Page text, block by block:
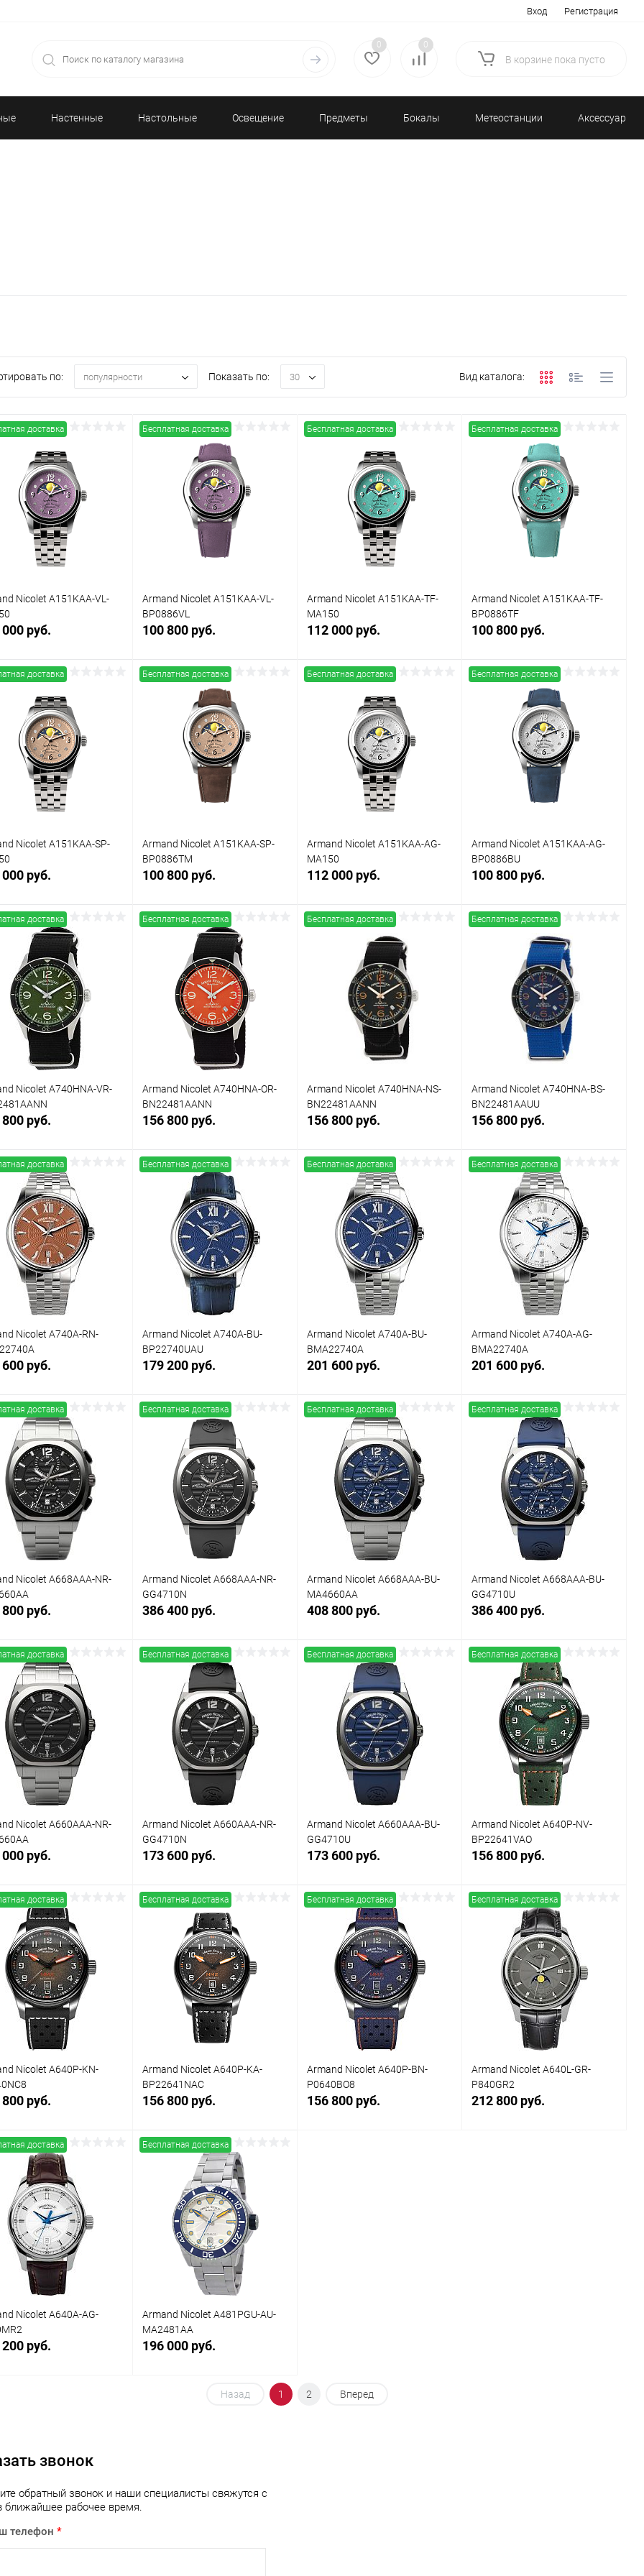
Вход Регистрация
0 0
В корзине пока пусто
Настенные Настольные Освещение Предметы Бокалы Метеостанции Аксессуары/
по: популярности Показать по: 30 Вид каталога:
доставка
Nicolet A151KAA-VL-
руб.
Купить в 1
Сравнение
В избранное Под заказ
Бесплатная доставка
Armand Nicolet A151KAA-VL-
BP0886VL
100 800 руб.
Заказать
Купить в 1
Сравнение
В избранное
Бесплатная доставка
Armand Nicolet A151KAA-TF-
MA150
112 000 руб.
Купить в 1
Сравнение
В избранное Под заказ
Бесплатная доставка
Armand Nicolet A151KAA-TF-
BP0886TF
100 800 руб.
Заказать
Купить в 1
Сравнение
В избранное
доставка
Nicolet A151KAA-SP-
руб.
Заказать
Купить в 1
Сравнение
В избранное Под заказ
Бесплатная доставка
Armand Nicolet A151KAA-SP-
BP0886TM
100 800 руб.
Заказать
Купить в 1
Сравнение
В избранное Под заказ
Бесплатная доставка
Armand Nicolet A151KAA-AG-
MA150
112 000 руб.
Заказать
Купить в 1
Сравнение
В избранное Под заказ
Бесплатная доставка
Armand Nicolet A151KAA-AG-
BP0886BU
100 800 руб.
Заказать
Купить в 1
Сравнение
В избранное Под заказ
доставка
Nicolet A740HNA-VR-
руб.
Заказать
Купить в 1
Сравнение
В избранное Под заказ
Бесплатная доставка
Armand Nicolet A740HNA-OR-
BN22481AANN
156 800 руб.
Заказать
Купить в 1
Сравнение
В избранное Под заказ
Бесплатная доставка
Armand Nicolet A740HNA-NS-
BN22481AANN
156 800 руб.
Заказать
Купить в 1
Сравнение
В избранное Под заказ
Бесплатная доставка
Armand Nicolet A740HNA-BS-
BN22481AAUU
156 800 руб.
Заказать
Купить в 1
Сравнение
В избранное Под заказ
доставка
Nicolet A740A-RN-
руб.
Заказать
Купить в 1
Сравнение
В избранное Под заказ
Бесплатная доставка
Armand Nicolet A740A-BU-
BP22740UAU
179 200 руб.
Заказать
Купить в 1
Сравнение
В избранное Под заказ
Бесплатная доставка
Armand Nicolet A740A-BU-
BMA22740A
201 600 руб.
Заказать
Купить в 1
Сравнение
В избранное Под заказ
Бесплатная доставка
Armand Nicolet A740A-AG-
BMA22740A
201 600 руб.
Заказать
Купить в 1
Сравнение
В избранное Под заказ
доставка
Nicolet A668AAA-NR-
руб.
Заказать
Купить в 1
Сравнение
В избранное Под заказ
Бесплатная доставка
Armand Nicolet A668AAA-NR-
GG4710N
386 400 руб.
Заказать
Купить в 1
Сравнение
В избранное Под заказ
Бесплатная доставка
Armand Nicolet A668AAA-BU-
MA4660AA
408 800 руб.
Заказать
Купить в 1
Сравнение
В избранное Под заказ
Бесплатная доставка
Armand Nicolet A668AAA-BU-
GG4710U
386 400 руб.
Заказать
Купить в 1
Сравнение
В избранное Под заказ
доставка
Nicolet A660AAA-NR-
руб.
Заказать
Купить в 1
Сравнение
В избранное Под заказ
Бесплатная доставка
Armand Nicolet A660AAA-NR-
GG4710N
173 600 руб.
Заказать
Купить в 1
Сравнение
В избранное Под заказ
Бесплатная доставка
Armand Nicolet A660AAA-BU-
GG4710U
173 600 руб.
Заказать
Купить в 1
Сравнение
В избранное Под заказ
Бесплатная доставка
Armand Nicolet A640P-NV-
BP22641VAO
156 800 руб.
Заказать
Купить в 1
Сравнение
В избранное Под заказ
доставка
Nicolet A640P-KN-
руб.
Заказать
Купить в 1
Сравнение
В избранное Под заказ
Бесплатная доставка
Armand Nicolet A640P-KA-
BP22641NAC
156 800 руб.
Заказать
Купить в 1
Сравнение
В избранное Под заказ
Бесплатная доставка
Armand Nicolet A640P-BN-
P0640BO8
156 800 руб.
Бесплатная доставка
Armand Nicolet A640L-GR-
P840GR2
212 800 руб.
доставка
Nicolet A640A-AG-
руб.
Бесплатная доставка
Armand Nicolet A481PGU-AU-
MA2481AA
196 000 руб.
Заказать
Назад 1 2 Вперед
звонок
обратный звонок и наши специалисты свяжутся с
ближайшее рабочее время.
телефон *